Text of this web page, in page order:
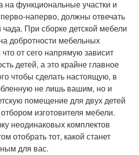
на функциональные участки и
наперво, должны отвечать
чада. При сборке детской мебели
добротности мебельных
от сего напрямую зависит
детей, а это крайне главное
чтобы сделать настоящую, в
не лишь вашим, но и
помещение для двух детей
изготовителя мебели.
неодинаковых комплектов
отобрать тот, какой станет
для вас.